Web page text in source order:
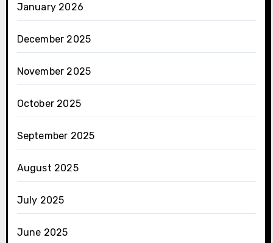
January 2026
December 2025
November 2025
October 2025
September 2025
August 2025
July 2025
June 2025